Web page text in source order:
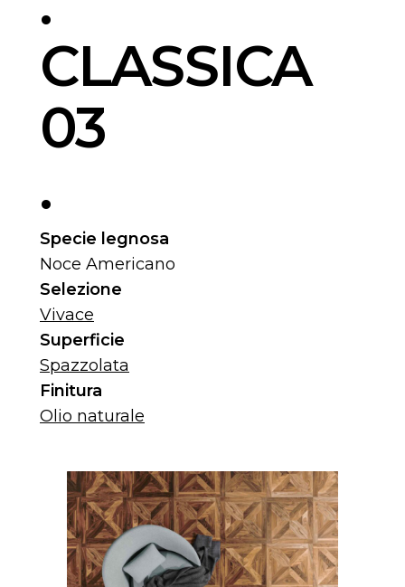
CLASSICA
03
.
Specie legnosa
Noce Americano
Selezione
Vivace
Superficie
Spazzolata
Finitura
Olio naturale